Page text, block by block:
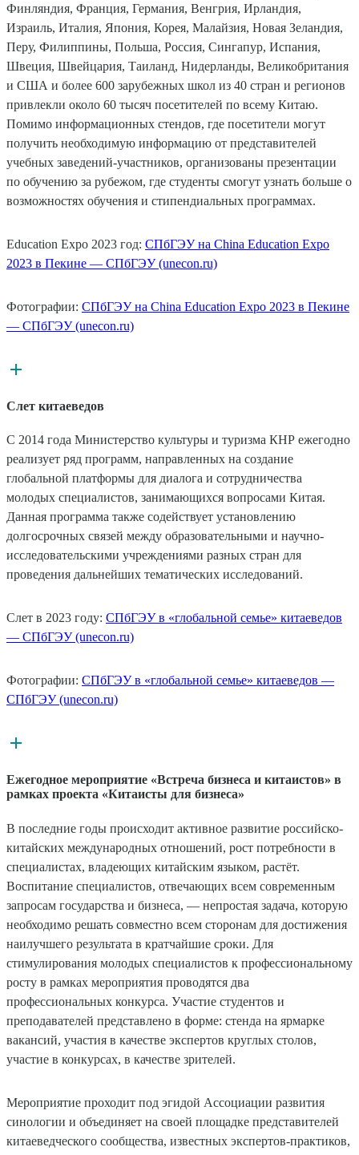
Финляндия, Франция, Германия, Венгрия, Ирландия,
Израиль, Италия, Япония, Корея, Малайзия, Новая Зеландия,
Перу, Филиппины, Польша, Россия, Сингапур, Испания,
Швеция, Швейцария, Таиланд, Нидерланды, Великобритания
и США и более 600 зарубежных школ из 40 стран и регионов
привлекли около 60 тысяч посетителей по всему Китаю.
Помимо информационных стендов, где посетители могут
получить необходимую информацию от представителей
учебных заведений-участников, организованы презентации
по обучению за рубежом, где студенты смогут узнать больше о
возможностях обучения и стипендиальных программах.
Education Expo 2023 год: CПбГЭУ на China Education Expo
2023 в Пекине — СПбГЭУ (unecon.ru)
Фотографии: CПбГЭУ на China Education Expo 2023 в Пекине
— СПбГЭУ (unecon.ru)
Слет китаеведов
С 2014 года Министерство культуры и туризма КНР ежегодно
реализует ряд программ, направленных на создание
глобальной платформы для диалога и сотрудничества
молодых специалистов, занимающихся вопросами Китая.
Данная программа также содействует установлению
долгосрочных связей между образовательными и научно-
исследовательскими учреждениями разных стран для
проведения дальнейших тематических исследований.
Слет в 2023 году: СПбГЭУ в «глобальной семье» китаеведов
— СПбГЭУ (unecon.ru)
Фотографии: СПбГЭУ в «глобальной семье» китаеведов —
СПбГЭУ (unecon.ru)
Ежегодное мероприятие «Встреча бизнеса и китаистов» в
рамках проекта «Китаисты для бизнеса»
В последние годы происходит активное развитие российско-
китайских международных отношений, рост потребности в
специалистах, владеющих китайским языком, растёт.
Воспитание специалистов, отвечающих всем современным
запросам государства и бизнеса, — непростая задача, которую
необходимо решать совместно всем сторонам для достижения
наилучшего результата в кратчайшие сроки. Для
стимулирования молодых специалистов к профессиональному
росту в рамках мероприятия проводятся два
профессиональных конкурса. Участие студентов и
преподавателей представлено в форме: стенда на ярмарке
вакансий, участия в качестве экспертов круглых столов,
участие в конкурсах, в качестве зрителей.
Мероприятие проходит под эгидой Ассоциации развития
синологии и объединяет на своей площадке представителей
китаеведческого сообщества, известных экспертов-практиков,